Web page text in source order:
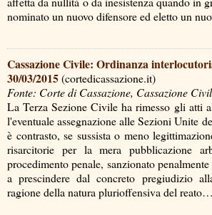
nominato un nuovo difensore ed eletto un
Cassazione Civile: Ordinanza
30/03/2015(cortedicassazione.it)
Fonte: Corte di Cassazione, Cassazione
La Terza Sezione Civile ha rimesso gli atti
l'eventuale assegnazione alle Sezioni Unite
è contrasto, se sussista o meno
risarcitorie per la mera pubblicazione
procedimento penale, sanzionato
a prescindere dal concreto pregiudizio
ragione della natura plurioffensiva del